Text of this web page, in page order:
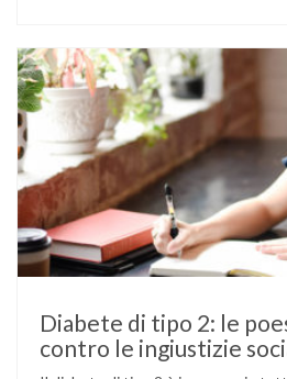
le avversità della vita può essere
con responsabilità …
Diabete di tipo 2: le
contro le ingiustizie